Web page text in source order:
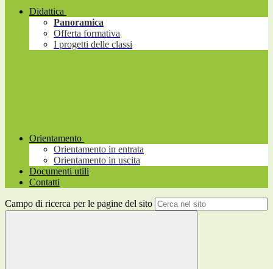
Didattica
Panoramica
Offerta formativa
I progetti delle classi
Orientamento
Orientamento in entrata
Orientamento in uscita
Documenti utili
Contatti
Campo di ricerca per le pagine del sito